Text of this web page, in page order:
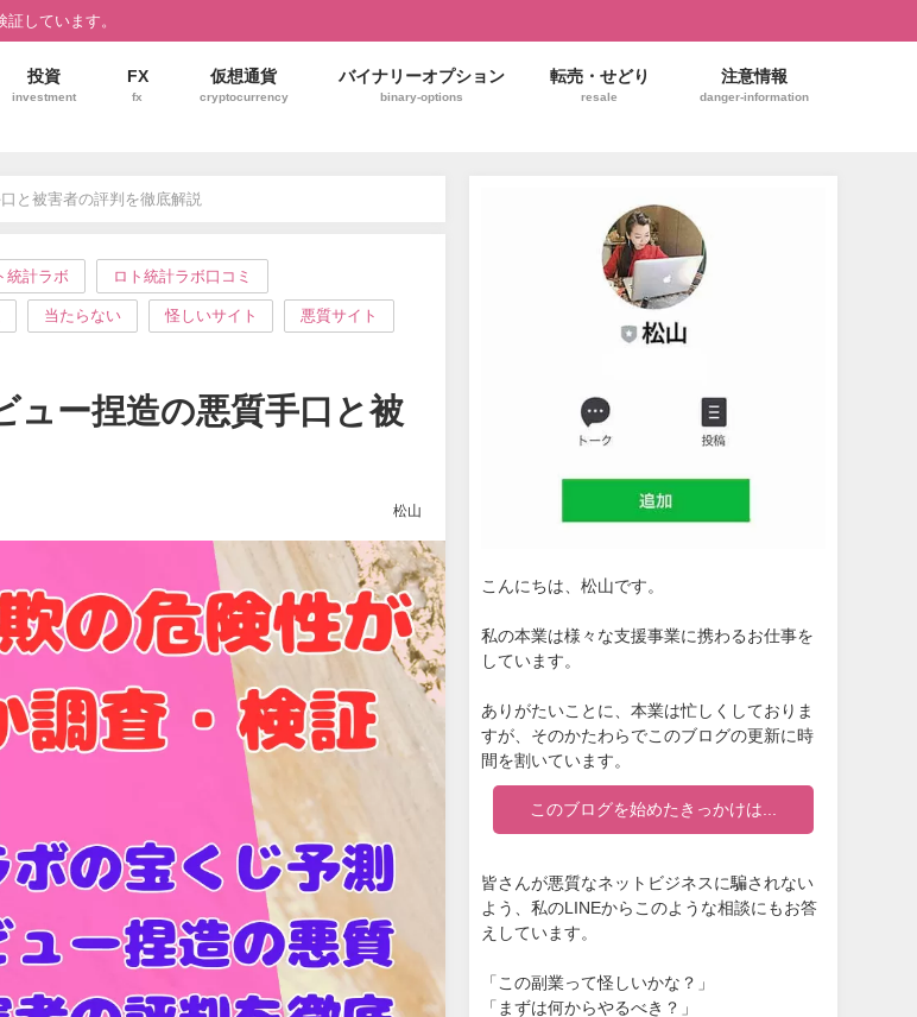
しています。
投資
investment
FX
fx
仮想通貨
cryptocurrency
バイナリーオプション
binary-options
転売・せどり
resale
注意情報
danger-information
と被害者の評判を徹底解説
統計ラボ ロト統計ラボ口コミ
当たらない 怪しいサイト 悪質サイト
ュー捏造の悪質手口と被
松山
こんにちは、松山です。
私の本業は様々な支援事業に携わるお仕事を
しています。
ありがたいことに、本業は忙しくしておりま
すが、そのかたわらでこのブログの更新に時
間を割いています。
このブログを始めたきっかけは...
皆さんが悪質なネットビジネスに騙されない
よう、私のLINEからこのような相談にもお答
えしています。
「この副業って怪しいかな？」
「まずは何からやるべき？」